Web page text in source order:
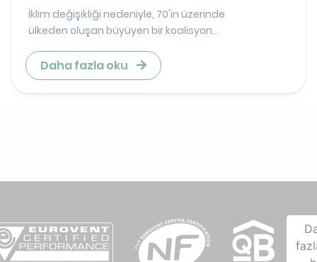
İklim değişikliği nedeniyle, 70'in üzerinde
ülkeden oluşan büyüyen bir koalisyon...
Daha fazla oku